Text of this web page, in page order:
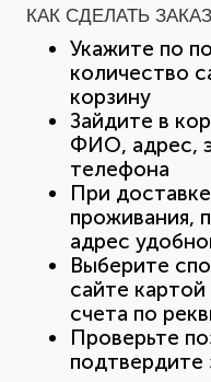
КАК СДЕЛАТЬ
Укажите по
количество
корзину
Зайдите в
ФИО, адрес,
телефона
При
проживания,
адрес
Выберите
сайте
счета по
Проверьте
подтвердите